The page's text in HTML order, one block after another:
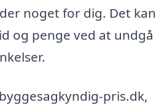
noget for dig. Det kan
og penge ved at undgå
pris.dk,